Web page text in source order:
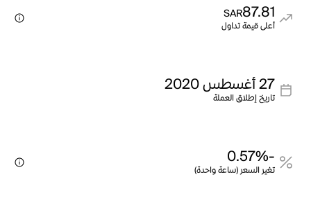
87.81
SAR
أعلى قيمة تداول
27 أغسطس 2020
تاريخ إطلاق العملة
-0.57%
تغير السعر (ساعة واحدة)